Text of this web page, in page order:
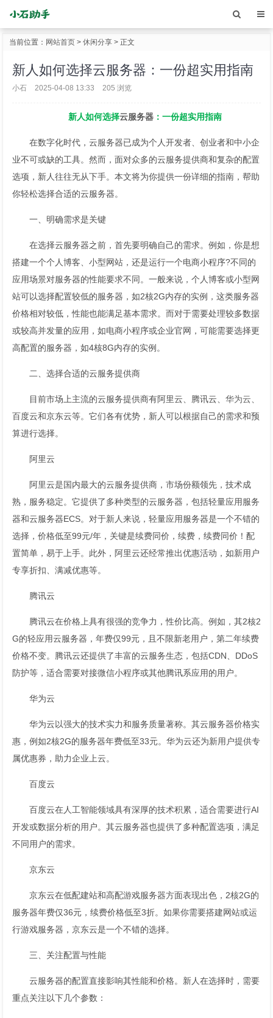
当前位置： 网站首页 > 休闲分享 > 正文
新人如何选择云服务器：一份超实用指南
小石 2025-04-08 13:33 205 浏览
新人如何选择云服务器 ：一份超实用指南
在数字化时代，云服务器已成为个人开发者、创业者和中小企
业不可或缺的工具。然而，面对众多的云服务提供商和复杂的配置
选项，新人往往无从下手。本文将为你提供一份详细的指南，帮助
你轻松选择合适的云服务器。
一、明确需求是关键
在选择云服务器之前，首先要明确自己的需求。例如，你是想
搭建一个个人博客、小型网站，还是运行一个电商小程序?不同的
应用场景对服务器的性能要求不同。一般来说，个人博客或小型网
站可以选择配置较低的服务器，如2核2G内存的实例，这类服务器
价格相对较低，性能也能满足基本需求。而对于需要处理较多数据
或较高并发量的应用，如电商小程序或企业官网，可能需要选择更
高配置的服务器，如4核8G内存的实例。
二、选择合适的云服务提供商
目前市场上主流的云服务提供商有阿里云、腾讯云、 华为云
百度云和京东云等。它们各有优势，新人可以根据自己的需求和预
算进行选择。
阿里云
阿里云是国内最大的云服务提供商，市场份额领先，技术成
熟，服务稳定。它提供了多种类型的云服务器，包括轻量应用服务
器和云服务器ECS。对于新人来说，轻量应用服务器是一个不错的
选择，价格低至99元/年，关键是续费同价，续费，续费同价！配
置简单，易于上手。此外，阿里云还经常推出优惠活动，如新用户
专享折扣、满减优惠等。
腾讯云
腾讯云在价格上具有很强的竞争力，性价比高。例如，其2核2
G的轻应用云服务器，年费仅99元，且不限新老用户，第二年续费
价格不变。腾讯云还提供了丰富的云服务生态，包括CDN、DDoS
防护等，适合需要对接微信小程序或其他腾讯系应用的用户。
华为云
华为云以强大的技术实力和服务质量著称。其云服务器价格实
惠，例如2核2G的服务器年费低至33元。华为云还为新用户提供专
属优惠券，助力企业上云。
百度云
百度云在人工智能领域具有深厚的技术积累，适合需要进行AI
开发或数据分析的用户。其云服务器也提供了多种配置选项，满足
不同用户的需求。
京东云
京东云在低配建站和高配游戏服务器方面表现出色，2核2G的
服务器年费仅36元，续费价格低至3折。如果你需要搭建网站或运
行游戏服务器，京东云是一个不错的选择。
三、关注配置与性能
云服务器的配置直接影响其性能和价格。新人在选择时，需要
重点关注以下几个参数：